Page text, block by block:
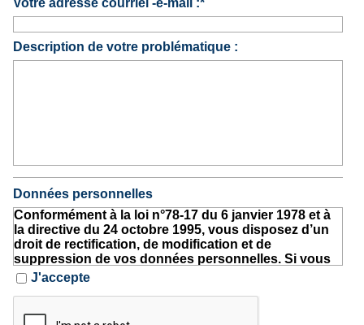
Votre adresse courriel -e-mail :*
Description de votre problématique :
Données personnelles
Conformément à la loi n°78-17 du 6 janvier 1978 et à
la directive du 24 octobre 1995, vous disposez d’un
droit de rectification, de modification et de
suppression de vos données personnelles. Si vous
souhaitez faire rectifier ou supprimer certaines de
vos données personnelles, contactez-nous par
J'accepte